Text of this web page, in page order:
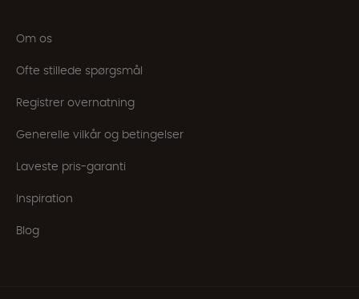
Om os
Ofte stillede spørgsmål
Registrer overnatning
Generelle vilkår og betingelser
Laveste pris-garanti
Inspiration
Blog